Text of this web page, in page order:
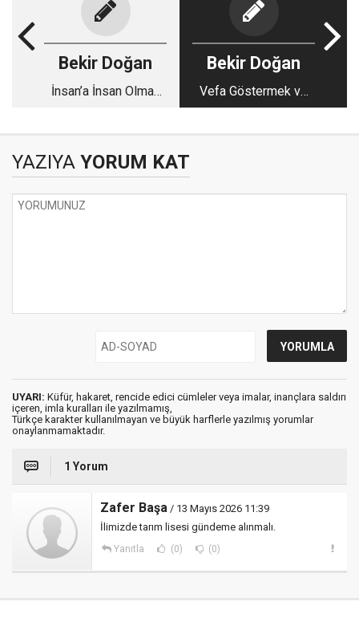
Bekir Doğan
İnsan’a İnsan Olmak
Bekir Doğan
Vefa Göstermek ve
Teşekkür!
YAZIYA YORUM KAT
UYARI: Küfür, hakaret, rencide edici cümleler veya imalar, inançlara saldırı
içeren, imla kuralları ile yazılmamış,
Türkçe karakter kullanılmayan ve büyük harflerle yazılmış yorumlar
onaylanmamaktadır.
1 Yorum
Zafer Başa / 13 Mayıs 2026 11:39
İlimizde tarım lisesi gündeme alınmalı.
Yanıtla (0) (0)